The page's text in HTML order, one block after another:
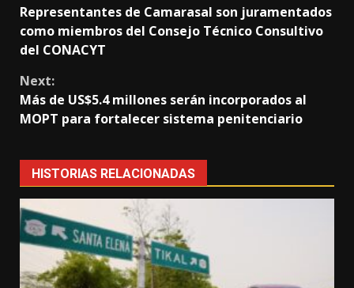
Reading
Representantes de Camarasal son juramentados
como miembros del Consejo Técnico Consultivo
del CONACYT
Next:
Más de US$5.4 millones serán incorporados al
MOPT para fortalecer sistema penitenciario
HISTORIAS RELACIONADAS